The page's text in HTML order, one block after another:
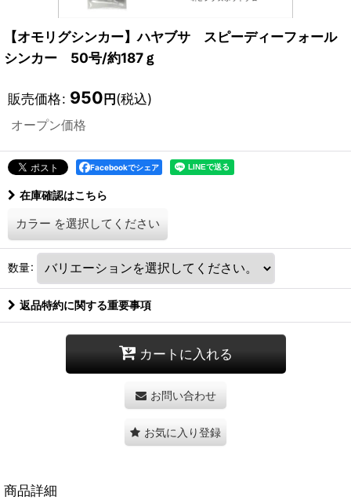
【オモリグシンカー】ハヤブサ スピーディーフォール
シンカー 50号/約187ｇ
販売価格: 950円(税込)
オープン価格
Facebookでシェア
在庫確認はこちら
カラー を選択してください
数量:
返品特約に関する重要事項
カートに入れる
お問い合わせ
お気に入り登録
商品詳細